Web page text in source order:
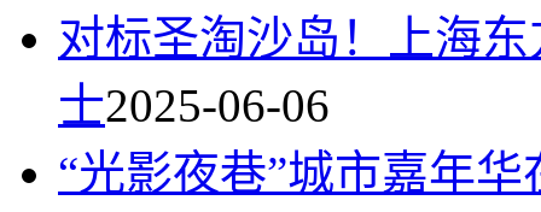
对标圣淘沙岛！上海
士2025-06-06
“光影夜巷”城市嘉年